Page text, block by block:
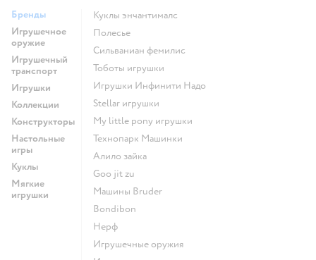
Бренды
Игрушечное
оружие
Игрушечный
транспорт
Игрушки
Коллекции
Конструкторы
Настольные
игры
Куклы
Мягкие
игрушки
Куклы энчантималс
Полесье
Сильваниан фемилис
Тоботы игрушки
Игрушки Инфинити Надо
Stellar игрушки
my little pony игрушки
Технопарк Машинки
Алило зайка
Goo jit zu
Машины Bruder
Bondibon
Нерф
Игрушечные оружия